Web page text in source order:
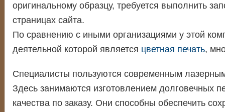
оригинальному образцу, требуется выполнить
страницах сайта.
По сравнению с иными организациями у этой
деятельной которой является цветная печать,
Специалисты пользуются современным
Здесь занимаются изготовлением долговечных
качества по заказу. Они способны обеспечить